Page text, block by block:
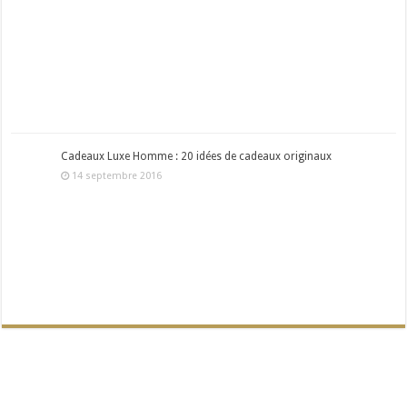
Cadeaux Luxe Homme : 20 idées de cadeaux originaux
14 septembre 2016